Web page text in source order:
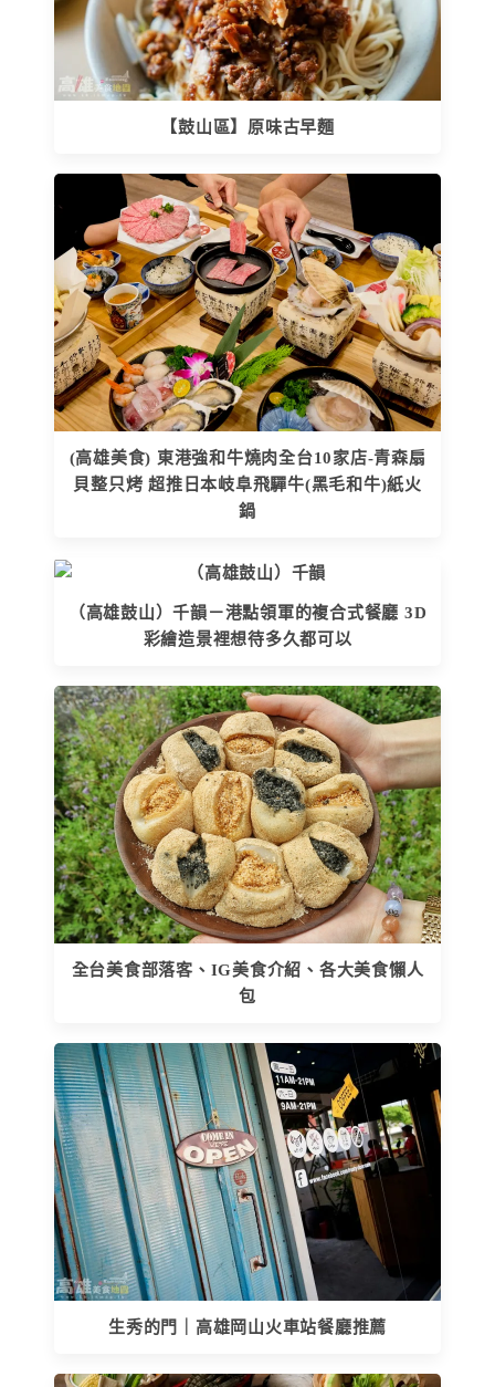
【鼓山區】原味古早麵
(高雄美食) 東港強和牛燒肉全台10家店-青森扇
貝整只烤 超推日本岐阜飛驒牛(黑毛和牛)紙火
鍋
（高雄鼓山）千韻－港點領軍的複合式餐廳 3D
彩繪造景裡想待多久都可以
全台美食部落客、IG美食介紹、各大美食懶人
包
生秀的門｜高雄岡山火車站餐廳推薦